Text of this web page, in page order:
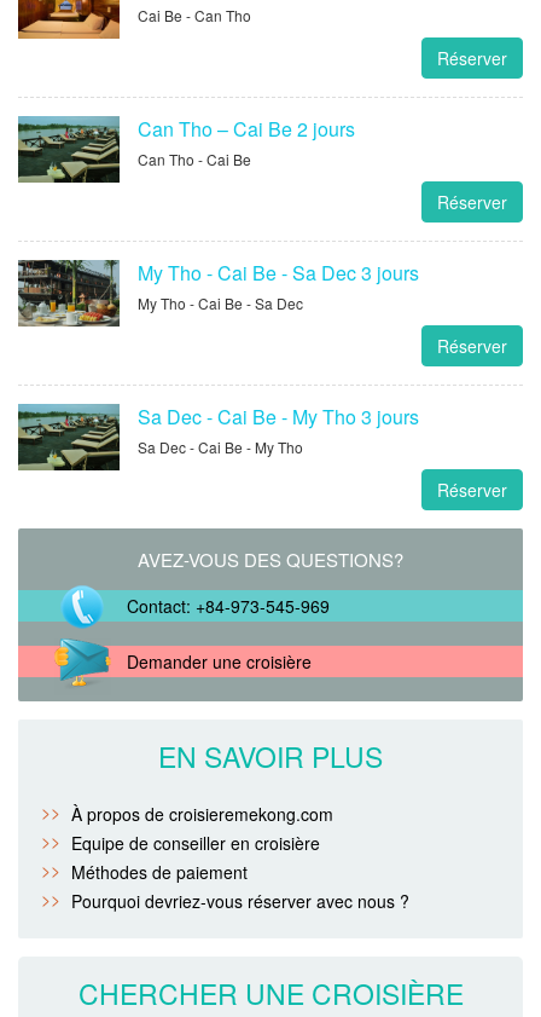
Cai Be - Can Tho
Réserver
Can Tho – Cai Be 2 jours
Can Tho - Cai Be
Réserver
My Tho - Cai Be - Sa Dec 3 jours
My Tho - Cai Be - Sa Dec
Réserver
Sa Dec - Cai Be - My Tho 3 jours
Sa Dec - Cai Be - My Tho
Réserver
AVEZ-VOUS DES QUESTIONS?
Contact: +84-973-545-969
Demander une croisière
EN SAVOIR PLUS
À propos de croisieremekong.com
Equipe de conseiller en croisière
Méthodes de paiement
Pourquoi devriez-vous réserver avec nous ?
CHERCHER UNE CROISIÈRE